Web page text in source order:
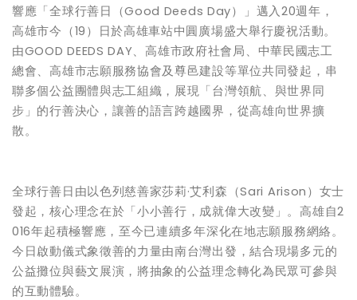
響應「全球行善日（Good Deeds Day）」邁入20週年，
高雄市今（19）日於高雄車站中圓廣場盛大舉行慶祝活動。
由GOOD DEEDS DAY、高雄市政府社會局、中華民國志工
總會、高雄市志願服務協會及尊邑建設等單位共同發起，串
聯多個公益團體與志工組織，展現「台灣領航、與世界同
步」的行善決心，讓善的語言跨越國界，從高雄向世界擴
散。
全球行善日由以色列慈善家莎莉·艾利森（Sari Arison）女士
發起，核心理念在於「小小善行，成就偉大改變」。高雄自2
016年起積極響應，至今已連續多年深化在地志願服務網絡。
今日啟動儀式象徵善的力量由南台灣出發，結合現場多元的
公益攤位與藝文展演，將抽象的公益理念轉化為民眾可參與
的互動體驗。